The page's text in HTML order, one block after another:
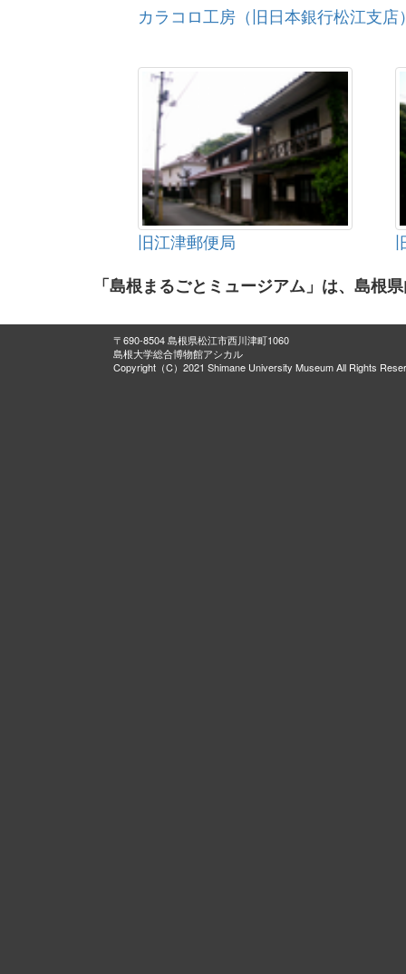
カラコロ工房（旧日本銀行松江支店
旧江津郵便局
「島根まるごとミュージアム」は、島根
〒690-8504 島根県松江市西川津町1060
島根大学総合博物館アシカル
Copyright（C）2021 Shimane University Museum All Rights